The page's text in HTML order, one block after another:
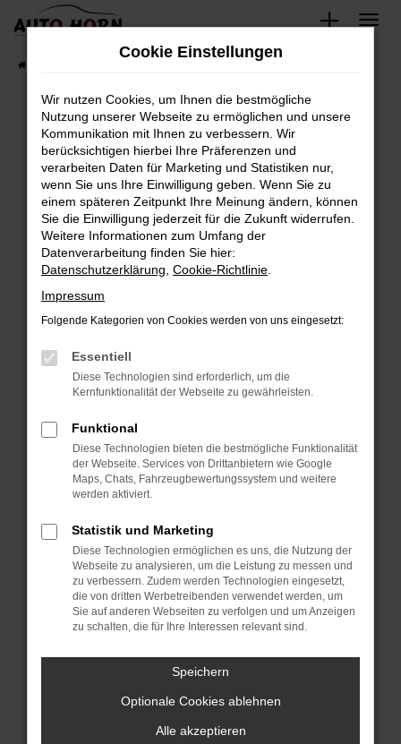
Zum
springen
Fahrzeugbestand
Fehler: Network Error
Beim Laden ist ein Fehler aufgetreten.
Hier sind ein paar Tipps, die dir helfen können:
Überprüfe deine Firewall und deine
Internetverbindung.
Laden andere Webseiten, zum Beispiel deine
Suchmaschine?
Prüfe deine Browsererweiterungen.
können das Laden bestimmter Seiten
verhindern. Funktioniert die Seite in einem
anderen Browser oder in einem privaten
Starte dein Gerät neu.
Das kann manchmal helfen, vorübergehende
Probleme zu beheben.
Betriebssystem auf dem neuesten Stand
sind.
Veraltete Software birgt nicht nur ein
Sicherheitsrisiko, sondern kann auch dazu
führen, dass bestimmte Funktionen nicht mehr
unterstützt werden.
Wende dich an den Webseitenbetreiber.
Wenn du alle oben genannten Schritte versucht
hast, kontaktiere uns bitte. Wir werden
versuchen, das Problem zu beheben. Du kannst
uns diesen Text schicken, um uns bei der
Cookie Einstellungen
Wir nutzen Cookies, um Ihnen die bestmögliche
Nutzung unserer Webseite zu ermöglichen und unsere
Kommunikation mit Ihnen zu verbessern. Wir
berücksichtigen hierbei Ihre Präferenzen und
verarbeiten Daten für Marketing und Statistiken nur,
wenn Sie uns Ihre Einwilligung geben. Wenn Sie zu
einem späteren Zeitpunkt Ihre Meinung ändern, können
Sie die Einwilligung jederzeit für die Zukunft widerrufen.
Weitere Informationen zum Umfang der
Datenverarbeitung finden Sie hier:
Datenschutzerklärung Cookie-Richtlinie
Impressum
Folgende Kategorien von Cookies werden von uns eingesetzt:
Essentiell
Diese Technologien sind erforderlich, um die
Kernfunktionalität der Webseite zu gewährleisten.
Funktional
Diese Technologien bieten die bestmögliche Funktionalität
der Webseite. Services von Drittanbietern wie Google
Maps, Chats, Fahrzeugbewertungssystem und weitere
werden aktiviert.
Statistik und Marketing
Diese Technologien ermöglichen es uns, die Nutzung der
Webseite zu analysieren, um die Leistung zu messen und
zu verbessern. Zudem werden Technologien eingesetzt,
die von dritten Werbetreibenden verwendet werden, um
Sie auf anderen Webseiten zu verfolgen und um Anzeigen
zu schalten, die für Ihre Interessen relevant sind.
Speichern
Optionale Cookies ablehnen
Alle akzeptieren